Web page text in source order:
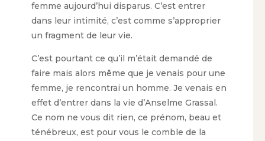
femme aujourd’hui disparus. C’est entrer
dans leur intimité, c’est comme s’approprier
un fragment de leur vie.
C’est pourtant ce qu’il m’était demandé de
faire mais alors même que je venais pour une
femme, je rencontrai un homme. Je venais en
effet d’entrer dans la vie d’Anselme Grassal.
Ce nom ne vous dit rien, ce prénom, beau et
ténébreux, est pour vous le comble de la